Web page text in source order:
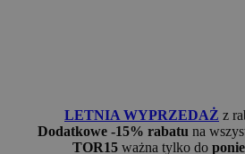
LETNIA WYPRZEDAŻ z
Dodatkowe -15% rabatu na
TOR15 ważna tylko do